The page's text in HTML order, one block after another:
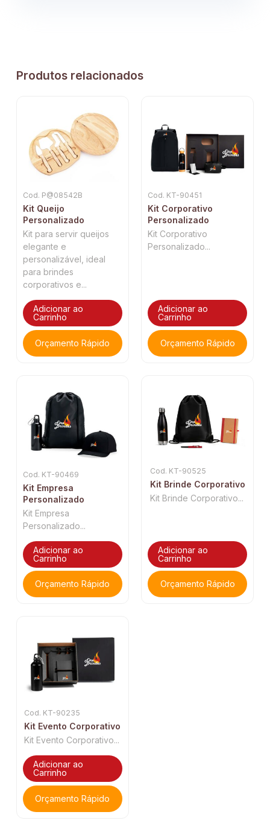
Produtos relacionados
Cod. P@08542B
Kit Queijo
Personalizado
Kit para servir queijos
elegante e
personalizável, ideal
para brindes
corporativos e...
Adicionar ao
Carrinho
Orçamento Rápido
Cod. KT-90451
Kit Corporativo
Personalizado
Kit Corporativo
Personalizado...
Adicionar ao
Carrinho
Orçamento Rápido
Cod. KT-90469
Kit Empresa
Personalizado
Kit Empresa
Personalizado...
Adicionar ao
Carrinho
Orçamento Rápido
Cod. KT-90525
Kit Brinde Corporativo
Kit Brinde Corporativo...
Adicionar ao
Carrinho
Orçamento Rápido
Cod. KT-90235
Kit Evento Corporativo
Kit Evento Corporativo...
Adicionar ao
Carrinho
Orçamento Rápido